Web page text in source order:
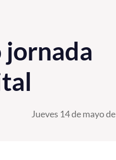
jornada
Jueves 14 de mayo